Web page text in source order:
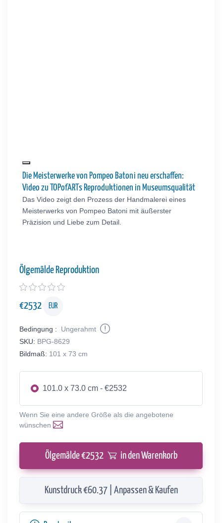
Die Meisterwerke von Pompeo Batoni neu erschaffen:
Video zu TOPofARTs Reproduktionen in Museumsqualität
Das Video zeigt den Prozess der Handmalerei eines
Meisterwerks von Pompeo Batoni mit äußerster
Präzision und Liebe zum Detail.
Ölgemälde Reproduktion
€2532 EUR
Bedingung :
Ungerahmt
SKU: BPG-8629
Bildmaß: 101 x 73 cm
101.0 x 73.0 cm - €2532
Wenn Sie eine andere Größe als die angebotene
wünschen
Ölgemälde €2532 in den Warenkorb
Kunstdruck €60.37 | Anpassen & Kaufen